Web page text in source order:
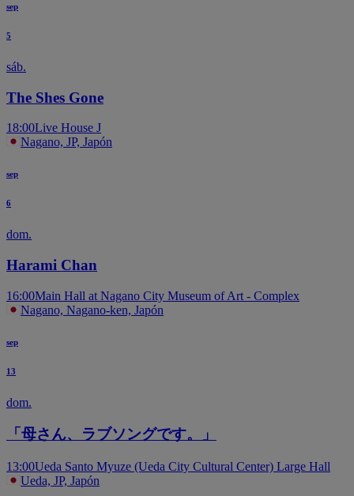
sep
5
sáb.
The Shes Gone
18:00Live House J
Nagano, JP, Japón
sep
6
dom.
Harami Chan
16:00Main Hall at Nagano City Museum of Art - Complex
Nagano, Nagano-ken, Japón
sep
13
dom.
「母さん、ラブソングです。」
13:00Ueda Santo Myuze (Ueda City Cultural Center) Large Hall
Ueda, JP, Japón